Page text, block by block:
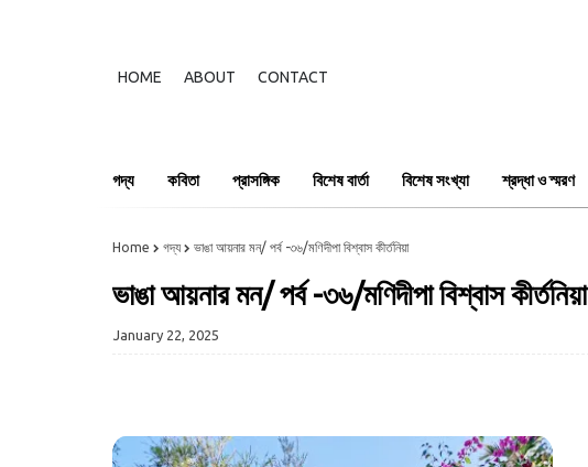
HOME ABOUT CONTACT
গদ্য কবিতা প্রাসঙ্গিক বিশেষ বার্তা বিশেষ সংখ্যা শ্রদ্ধা ও স্মরণ
Home গদ্য ভাঙা আয়নার মন/ পর্ব -৩৬/মণিদীপা বিশ্বাস কীর্তনিয়া
ভাঙা আয়নার মন/ পর্ব -৩৬/মণিদীপা বিশ্বাস কীর্তনিয়া
January 22, 2025